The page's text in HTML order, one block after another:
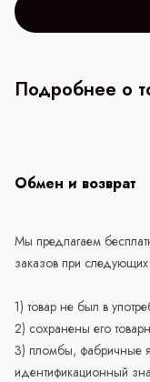
Подробнее о
Обмен и возврат
Мы предлагаем
заказов при следующих
1) товар не был в
2) сохранены его
3) пломбы, фабричные
идентификационный